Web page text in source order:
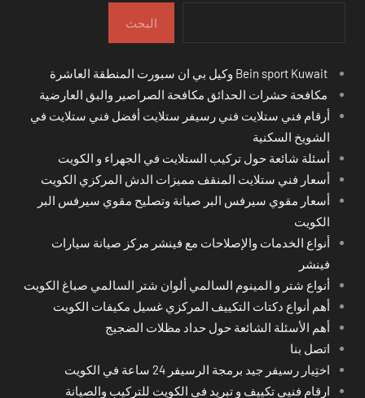
البحث
مكافحة حشرات الحدائق مكافحة الصراصير والبق العارضية
أرقام فني ستلايت فني رسيفر ستلايت أفضل فني ستلايت في
الشويخ السكنية
أسئلة شائعة حول تركيب الستلايت في الجهراء و الكويت
أسعار فني ستلايت المنقف مميزات الدش المركزي الكويت
أسعار مقوي سيرفس البر صيانة وتصليح مقوي سيرفس البر
الكويت
أنواع الخدمات والإصلاحات مع فينشر مركز صيانة سيارات
فينشر
أنواع شتر و المينوم السالمي ألوان شتر السالمي صباغ الكويت
أهم أنواع دكتات التكييف المركزي غسيل مكيفات الكويت
أهم الأسئلة الشائعة حول حداد مظلات الضجيج
اتصل بنا
اختِيار رسيفر جيد برمجة الرسيفر 24 ساعة في الكويت
ارقام فنيي تكييف و تبريد في الكويت للتركيب والصيانة